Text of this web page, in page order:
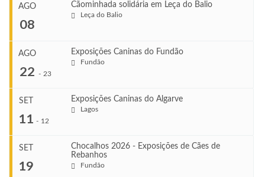
AGO
08
Cãominhada solidária em Leça do Balio
Leça do Balio
COMEÇA
Ago 8, 2026
TERMINA
Ago 8, 2026
Leça do Balio
AGO
22 - 23
Exposições Caninas do Fundão
Fundão
Ago 22, 2026
SET
11 - 12
Exposições Caninas do Algarve
Lagos
SET
19
Chocalhos 2026 - Exposições de Cães de
Rebanhos
Fundão